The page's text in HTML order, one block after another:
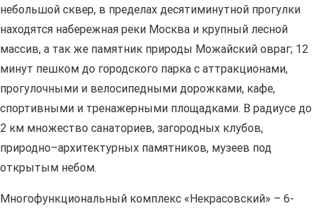
небольшой сквер, в пределах десятиминутной прогулки
находятся набережная реки Москва и крупный лесной
массив, а так же памятник природы Можайский овраг; 12
минут пешком до городского парка с аттракционами,
прогулочными и велосипедными дорожками, кафе,
спортивными и тренажерными площадками. В радиусе до
2 км множество санаториев, загородных клубов,
природно–архитектурных памятников, музеев под
открытым небом.
Многофункциональный комплекс «Некрасовский» – 6-